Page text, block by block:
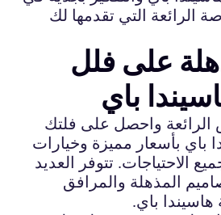
الرائعة التي تقدمها لك
على فلل
باي
واحصل على فلتك
باي بأسعار مميزة وخيارات
الاحتياجات. تتوفر العديد
المذهلة والمرافق
باي.